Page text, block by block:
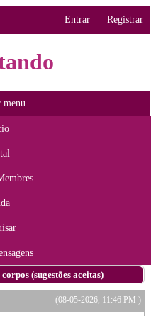
Entrar Registrar
menu
(sugestões aceitas)
(08-05-2026, 11:46 PM )